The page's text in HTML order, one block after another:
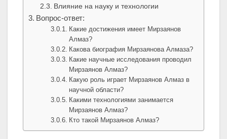
Влияние на науку и технологии
Вопрос-ответ:
Какие достижения имеет Мирзаянов
Алмаз?
Какова биография Мирзаянова Алмаза?
Какие научные исследования проводил
Мирзаянов Алмаз?
Какую роль играет Мирзаянов Алмаз в
научной области?
Какими технологиями занимается
Мирзаянов Алмаз?
Кто такой Мирзаянов Алмаз?